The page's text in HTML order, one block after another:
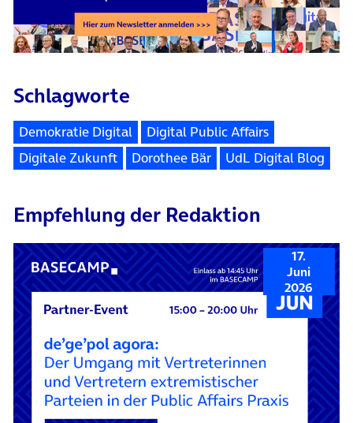
Schlagworte
Demokratie Digital
Digital Public Affairs
Digitale Zukunft
Dorothee Bär UdL Digital Blog
Empfehlung der Redaktion
17.
Juni
2026